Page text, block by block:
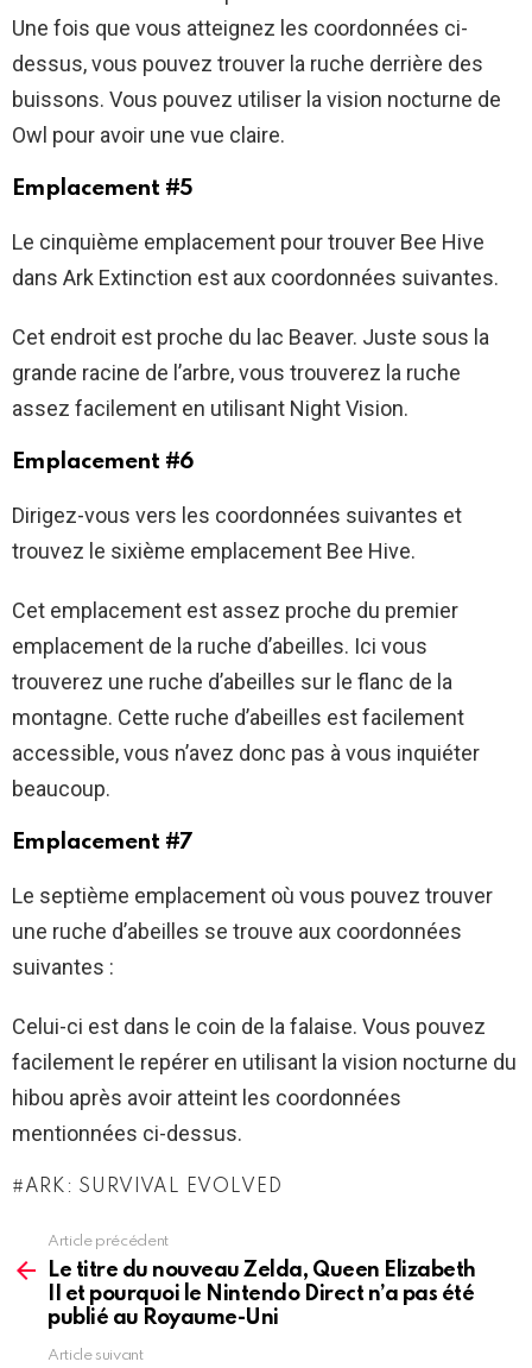
Une fois que vous atteignez les coordonnées ci-
dessus, vous pouvez trouver la ruche derrière des
buissons. Vous pouvez utiliser la vision nocturne de
Owl pour avoir une vue claire.
Emplacement #5
Le cinquième emplacement pour trouver Bee Hive
dans Ark Extinction est aux coordonnées suivantes.
Cet endroit est proche du lac Beaver. Juste sous la
grande racine de l’arbre, vous trouverez la ruche
assez facilement en utilisant Night Vision.
Emplacement #6
Dirigez-vous vers les coordonnées suivantes et
trouvez le sixième emplacement Bee Hive.
Cet emplacement est assez proche du premier
emplacement de la ruche d’abeilles. Ici vous
trouverez une ruche d’abeilles sur le flanc de la
montagne. Cette ruche d’abeilles est facilement
accessible, vous n’avez donc pas à vous inquiéter
beaucoup.
Emplacement #7
Le septième emplacement où vous pouvez trouver
une ruche d’abeilles se trouve aux coordonnées
suivantes :
Celui-ci est dans le coin de la falaise. Vous pouvez
facilement le repérer en utilisant la vision nocturne du
hibou après avoir atteint les coordonnées
mentionnées ci-dessus.
ARK: SURVIVAL EVOLVED
more
Article précédent
Le titre du nouveau Zelda, Queen Elizabeth
II et pourquoi le Nintendo Direct n’a pas été
publié au Royaume-Uni
Article suivant